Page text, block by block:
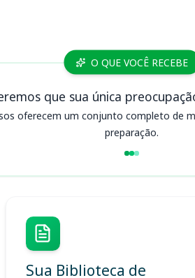
O QUE VOCÊ RECEBE
que sua única
oferecem um conjunto completo de
preparação.
Sua Biblioteca de